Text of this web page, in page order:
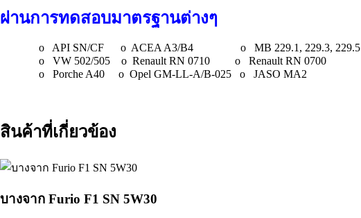
ผ่านการทดสอบมาตรฐานต่างๆ
o API SN/CF o ACEA A3/B4 o MB 229.1, 229.3, 229.5
o VW 502/505 o Renault RN 0710 o Renault RN 0700
o Porche A40 o Opel GM-LL-A/B-025 o JASO MA2
สินค้าที่เกี่ยวข้อง
บางจาก Furio F1 SN 5W30